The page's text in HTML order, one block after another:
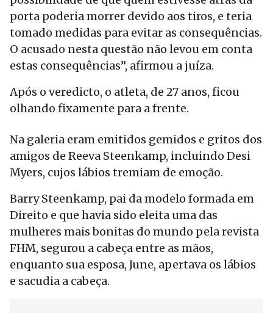
porta poderia morrer devido aos tiros, e teria
tomado medidas para evitar as consequências.
O acusado nesta questão não levou em conta
estas consequências”, afirmou a juíza.
Após o veredicto, o atleta, de 27 anos, ficou
olhando fixamente para a frente.
Na galeria eram emitidos gemidos e gritos dos
amigos de Reeva Steenkamp, incluindo Desi
Myers, cujos lábios tremiam de emoção.
Barry Steenkamp, pai da modelo formada em
Direito e que havia sido eleita uma das
mulheres mais bonitas do mundo pela revista
FHM, segurou a cabeça entre as mãos,
enquanto sua esposa, June, apertava os lábios
e sacudia a cabeça.